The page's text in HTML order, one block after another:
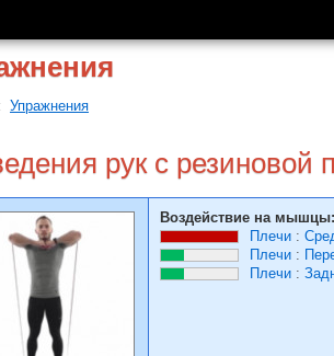
Упражнения
рук с резиновой
Воздействие на мышцы:
Плечи :
Плечи :
Плечи :